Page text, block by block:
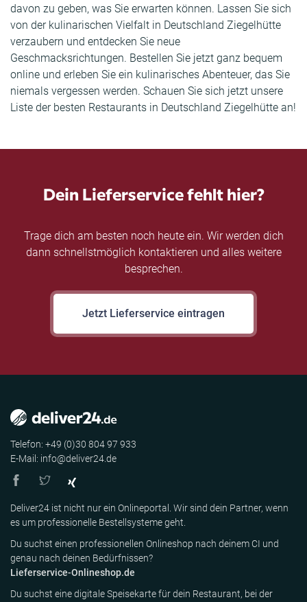
davon zu geben, was Sie erwarten können. Lassen Sie sich
von der kulinarischen Vielfalt in Deutschland Ziegelhütte
verzaubern und entdecken Sie neue
Geschmacksrichtungen. Bestellen Sie jetzt ganz bequem
online und erleben Sie ein kulinarisches Abenteuer, das Sie
niemals vergessen werden. Schauen Sie sich jetzt unsere
Liste der besten Restaurants in Deutschland Ziegelhütte an!
Dein Lieferservice fehlt hier?
Trage dich am besten noch heute ein. Wir werden dich
dann schnellstmöglich kontaktieren und alles weitere
besprechen.
Jetzt Lieferservice eintragen
Telefon: +49 (0)30 804 97 933
E-Mail: info@deliver24.de
Deliver24 ist nicht nur ein Onlineportal. Wir sind dein Partner, wenn
es um professionelle Bestellsysteme geht.
Du suchst einen professionellen Onlineshop nach deinem CI und
genau nach deinen Bedürfnissen?
Lieferservice-Onlineshop.de
Du suchst eine digitale Speisekarte für dein Restaurant, bei der